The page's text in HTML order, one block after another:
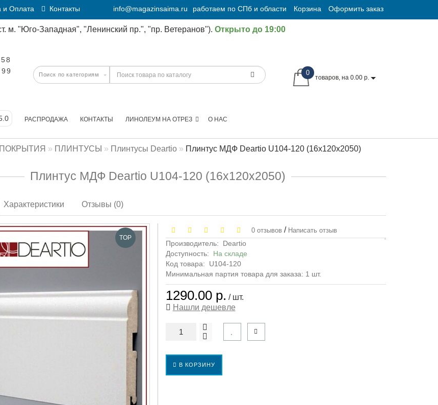
и Оплата Контакты info@magazinsaima.ru работаем по СПб и области Корзина Оформить заказ
м. "Юго-Западная", "Ленинский пр.", "пр. Ветеранов"). Открыто до 19:00
0
товаров, на 0.00 р.
РАСПРОДАЖА КОНТАКТЫ О НАС
ЛИНОЛЕУМ НА ОТРЕЗ
ПЛИНТУСЫ Плинтусы Deartio Плинтус МДФ Deartio U104-120 (16х120х2050)
Плинтус МДФ Deartio U104-120 (16х120х2050)
Характеристики Отзывы (0)
TOP
0 отзывов / Написать отзыв
Производитель:
Deartio
Доступность: На складе
Код товара:
U104-120
Минимальная партия товара для заказа: 1 шт.
1290.00 р. / шт.
Нашли дешевле
В КОРЗИНУ